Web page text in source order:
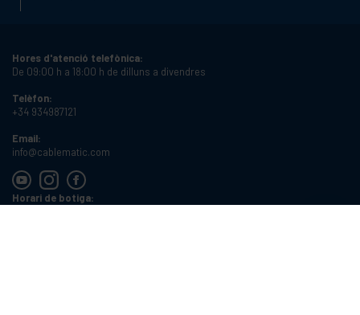
Hores d'atenció telefònica:
De 09:00 h a 18:00 h de dilluns a divendres
Telèfon:
+34 934987121
Email:
info@cablematic.com
Horari de botiga: